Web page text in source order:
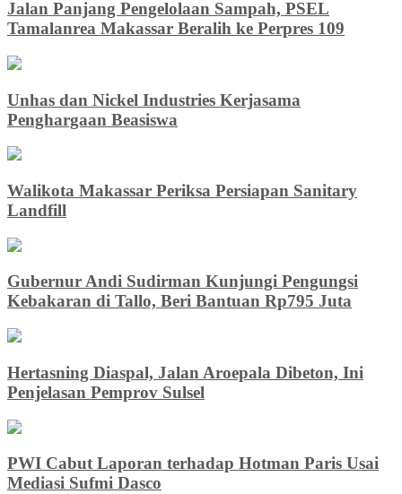
Jalan Panjang Pengelolaan Sampah, PSEL
Tamalanrea Makassar Beralih ke Perpres 109
Unhas dan Nickel Industries Kerjasama
Penghargaan Beasiswa
Walikota Makassar Periksa Persiapan Sanitary
Landfill
Gubernur Andi Sudirman Kunjungi Pengungsi
Kebakaran di Tallo, Beri Bantuan Rp795 Juta
Hertasning Diaspal, Jalan Aroepala Dibeton, Ini
Penjelasan Pemprov Sulsel
PWI Cabut Laporan terhadap Hotman Paris Usai
Mediasi Sufmi Dasco